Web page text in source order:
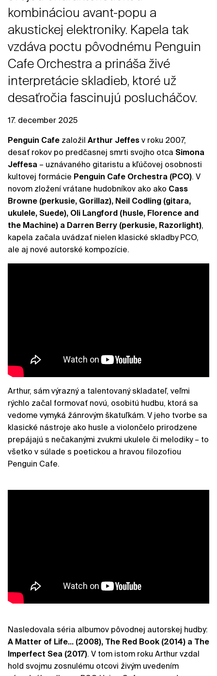
kombináciou avant-popu a
akustickej elektroniky. Kapela tak
vzdáva poctu pôvodnému Penguin
Cafe Orchestra a prináša živé
interpretácie skladieb, ktoré už
desaťročia fascinujú poslucháčov.
17. december 2025
Penguin Cafe založil Arthur Jeffes v roku 2007,
desať rokov po predčasnej smrti svojho otca Simona
Jeffesa – uznávaného gitaristu a kľúčovej osobnosti
kultovej formácie Penguin Cafe Orchestra (PCO). V
novom zložení vrátane hudobníkov ako ako Cass
Browne (perkusie, Gorillaz), Neil Codling (gitara,
ukulele, Suede), Oli Langford (husle, Florence and
the Machine) a Darren Berry (perkusie, Razorlight),
kapela začala uvádzať nielen klasické skladby PCO,
ale aj nové autorské kompozície.
Arthur, sám výrazný a talentovaný skladateľ, veľmi
rýchlo začal formovať novú, osobitú hudbu, ktorá sa
vedome vymyká žánrovým škatuľkám. V jeho tvorbe sa
klasické nástroje ako husle a violončelo prirodzene
prepájajú s nečakanými zvukmi ukulele či melodiky – to
všetko v súlade s poetickou a hravou filozofiou
Penguin Cafe.
Nasledovala séria albumov pôvodnej autorskej hudby:
A Matter of Life… (2008), The Red Book (2014) a The
Imperfect Sea (2017). V tom istom roku Arthur vzdal
hold svojmu zosnulému otcovi živým uvedením